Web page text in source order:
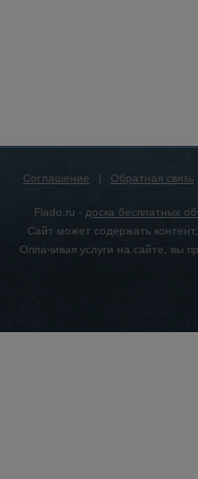
Соглашение | Обратная связь
Flado.ru - доска бесплатных
Сайт может содержать
Оплачивая услуги на сайте, вы